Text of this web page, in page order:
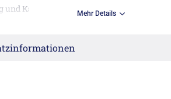
und Kalkentfernung am Strahlregler mit
Mehr Details